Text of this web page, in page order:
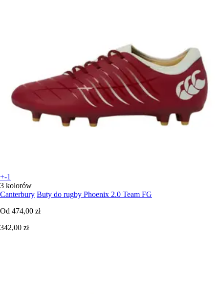
+-1
3 kolorów
Canterbury Buty do rugby Phoenix 2.0 Team FG
Od 474,00 zł
342,00 zł